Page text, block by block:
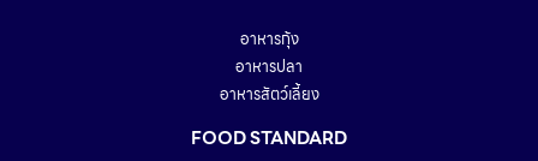
อาหารกุ้ง
อาหารปลา
อาหารสัตว์เลี้ยง
FOOD STANDARD